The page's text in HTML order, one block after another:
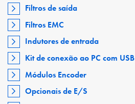
Filtros de saída
Filtros EMC
Indutores de entrada
Kit de conexão ao PC com USB
Módulos Encoder
Opcionais de E/S